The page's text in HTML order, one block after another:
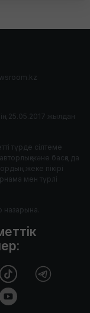
25.05.2017 жылдан
түрде сілтеме
және басқа да
жеке пікірі
мен түрлі
назарына.